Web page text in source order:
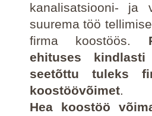
kanalisatsiooni- ja
suurema töö
firma koostöös.
ehituses
seetõttu tuleks
koostöövõimet.
Hea koostöö